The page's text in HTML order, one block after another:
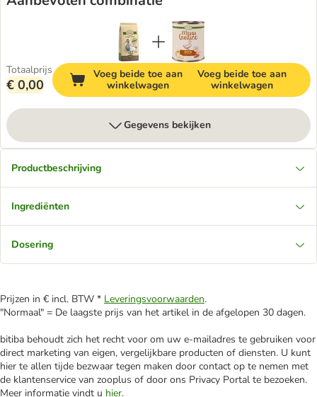
Totaalprijs
€ 0,00
Voeg beide toe aan
winkelwagen
Voeg beide toe aan
winkelwagen
Gegevens bekijken
Productbeschrijving
Ingrediënten
Dosering
Prijzen in € incl. BTW * Leveringsvoorwaarden.
"Normaal" = De laagste prijs van het artikel in de afgelopen 30 dagen.
bitiba behoudt zich het recht voor om uw e-mailadres te gebruiken voor
direct marketing van eigen, vergelijkbare producten of diensten. U kunt
hier te allen tijde bezwaar tegen maken door contact op te nemen met
de klantenservice van zooplus of door ons Privacy Portal te bezoeken.
Meer informatie vindt u hier.